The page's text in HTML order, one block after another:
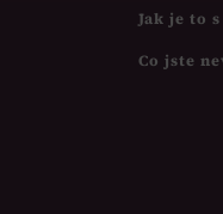
Jak je to
Co jste